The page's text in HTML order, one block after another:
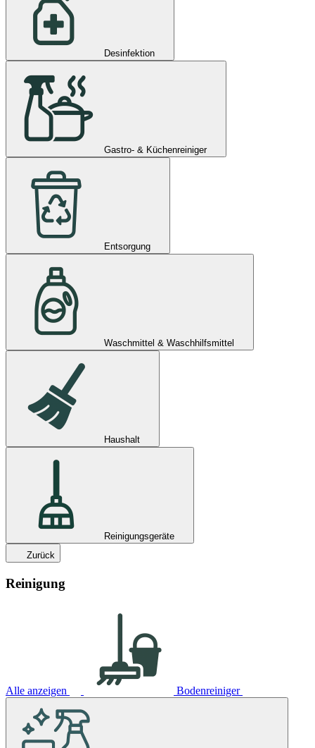
Desinfektion
Gastro- & Küchenreiniger
Entsorgung
Waschmittel & Waschhilfsmittel
Haushalt
Reinigungsgeräte
Zurück
Reinigung
Alle anzeigen Bodenreiniger